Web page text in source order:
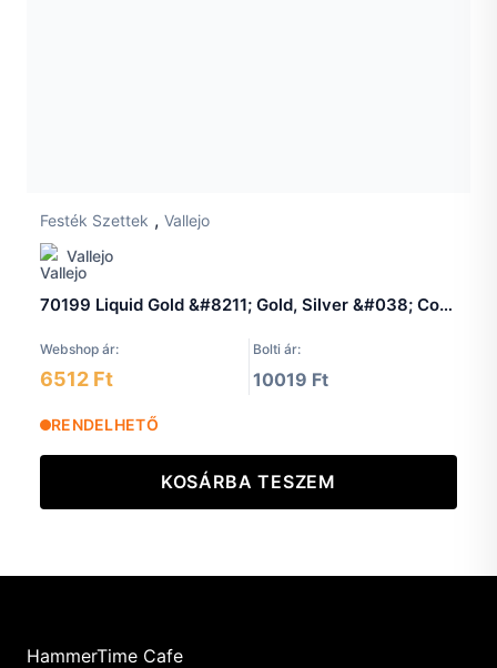
Festék Szettek , Vallejo
Vallejo
70199 Liquid Gold &#8211; Gold, Silver &#038; Copper Paint set
Webshop ár: Bolti ár:
6512 Ft 10019 Ft
RENDELHETŐ
KOSÁRBA TESZEM
HammerTime Cafe